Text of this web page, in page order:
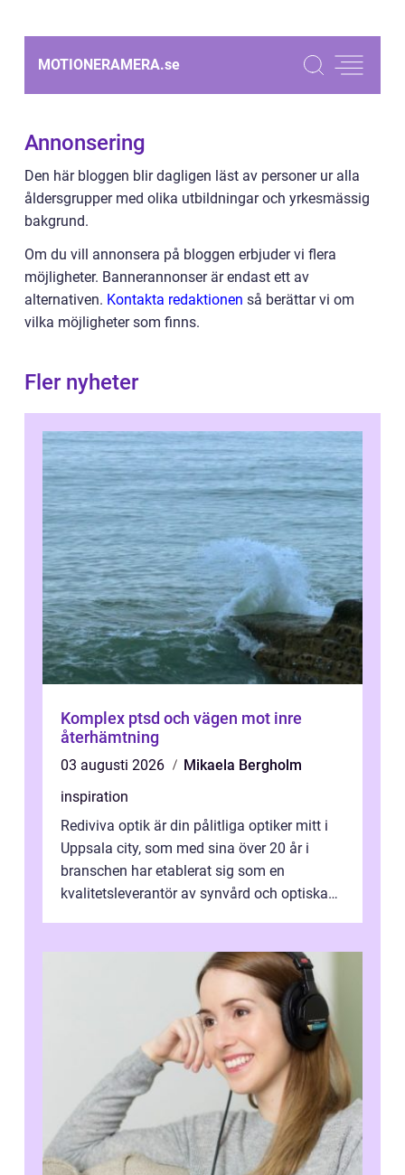
MOTIONERAMERA.se
Annonsering
Den här bloggen blir dagligen läst av personer ur alla
åldersgrupper med olika utbildningar och yrkesmässig
bakgrund.
Om du vill annonsera på bloggen erbjuder vi flera
möjligheter. Bannerannonser är endast ett av
alternativen. Kontakta redaktionen så berättar vi om
vilka möjligheter som finns.
Fler nyheter
Komplex ptsd och vägen mot inre
återhämtning
03 augusti 2026
Mikaela Bergholm
inspiration
Rediviva optik är din pålitliga optiker mitt i
Uppsala city, som med sina över 20 år i
branschen har etablerat sig som en
kvalitetsleverantör av synvård och optiska